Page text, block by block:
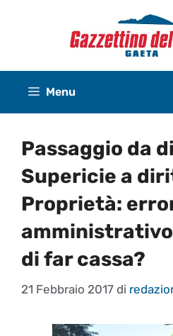
Menu
Passaggio da
Supericie a
Proprietà:
di far cassa?
21 Febbraio 2017 di